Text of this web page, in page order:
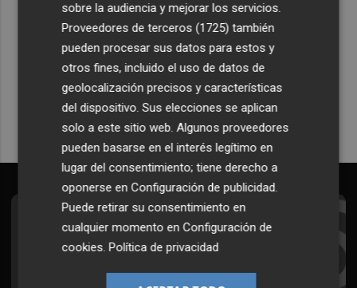
Recibe toda la actualidad de
Plaza Podcast en tu correo
Quiero suscribirme
Suscríbete al Boletín
Todos los días a primera hora en tu email
sobre la audiencia y mejorar los servicios.
Proveedores de terceros (1725) también
pueden procesar sus datos para estos y
otros fines, incluido el uso de datos de
geolocalización precisos y características
del dispositivo. Sus elecciones se aplican
solo a este sitio web. Algunos proveedores
pueden basarse en el interés legítimo en
lugar del consentimiento; tiene derecho a
oponerse enConfiguración de publicidad.
Puede retirar su consentimiento en
cualquier momento enConfiguración de
cookies.Política de privacidad